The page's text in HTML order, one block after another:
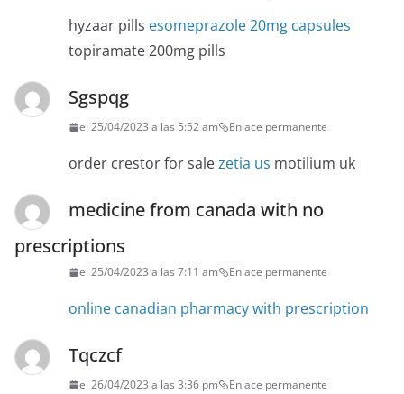
hyzaar pills esomeprazole 20mg capsules
topiramate 200mg pills
Sgspqg
el 25/04/2023 a las 5:52 am Enlace permanente
order crestor for salezetia us motilium uk
medicine from canada with no
prescriptions
el 25/04/2023 a las 7:11 am Enlace permanente
online canadian pharmacy with prescription
Tqczcf
el 26/04/2023 a las 3:36 pm Enlace permanente